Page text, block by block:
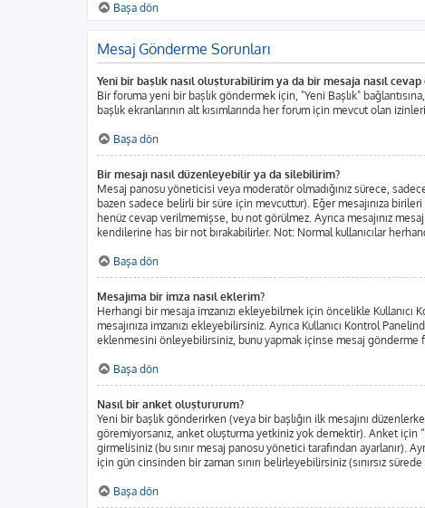
Başa dön
Mesaj Gönderme Sorunları
Yeni bir başlık nasıl oluşturabilirim ya da bir mesaja nasıl
Bir foruma yeni bir başlık göndermek için, "Yeni Başlık"
başlık ekranlarının alt kısımlarında her forum için mevcut olan
Başa dön
Bir mesajı nasıl düzenleyebilir ya da silebilirim?
Mesaj panosu yöneticisi veya moderatör olmadığınız sürece,
bazen sadece belirli bir süre için mevcuttur). Eğer mesajınıza
henüz cevap verilmemişse, bu not görülmez. Ayrıca mesajınız
kendilerine has bir not bırakabilirler. Not: Normal kullanıcılar
Başa dön
Mesajıma bir imza nasıl eklerim?
Herhangi bir mesaja imzanızı ekleyebilmek için öncelikle
mesajınıza imzanızı ekleyebilirsiniz. Ayrıca Kullanıcı Kontrol
eklenmesini önleyebilirsiniz, bunu yapmak içinse mesaj gönderme
Başa dön
Nasıl bir anket oluştururum?
Yeni bir başlık gönderirken (veya bir başlığın ilk mesajını
göremiyorsanız, anket oluşturma yetkiniz yok demektir). Anket için
girmelisiniz (bu sınır mesaj panosu yönetici tarafından ayarlanır).
için gün cinsinden bir zaman sınırı belirleyebilirsiniz (sınırsız
Başa dön